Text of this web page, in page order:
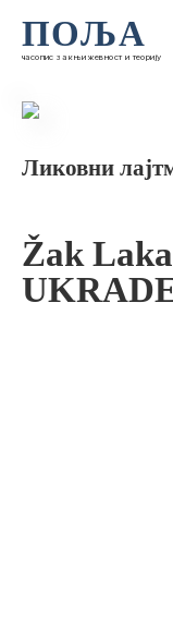
ПОЉА
часопис за књижевност и теорију
Ликовни
Žak